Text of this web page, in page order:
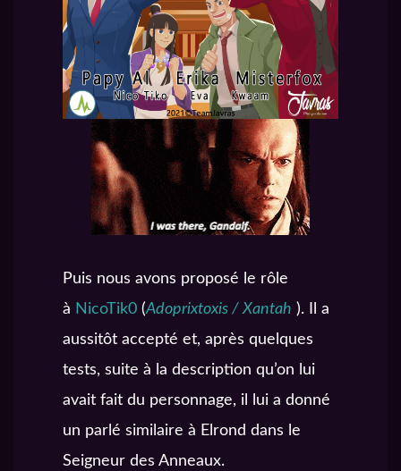
Puis nous avons proposé le rôle
à NicoTik0 (Adoprixtoxis / Xantah ). Il a
aussitôt accepté et, après quelques
tests, suite à la description qu’on lui
avait fait du personnage, il lui a donné
un parlé similaire à Elrond dans le
Seigneur des Anneaux.